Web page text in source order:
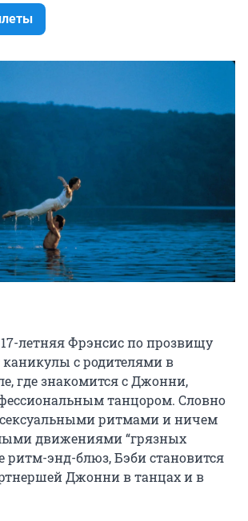
17-летняя Фрэнсис по прозвищу
с родителями в
где знакомится с Джонни,
танцором. Словно
ритмами и ничем
движениями “грязных
ритм-энд-блюз, Бэби становится
Джонни в танцах и в